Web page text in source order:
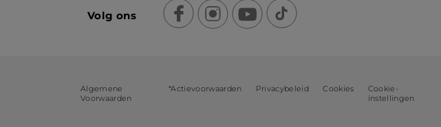
Volg ons
Algemene
Voorwaarden
*Actievoorwaarden Privacybeleid Cookies
Cookie-
instellingen